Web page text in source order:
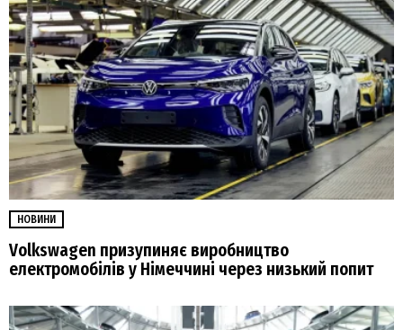
НОВИНИ
Volkswagen призупиняє виробництво
електромобілів у Німеччині через низький попит